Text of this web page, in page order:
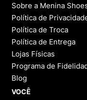
Sobre a Menina
Política de
Política de Troca
Política de Entrega
Lojas Físicas
Programa de
Blog
VOCÊ